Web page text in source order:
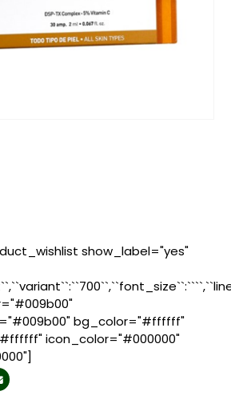
show_label="yes"
bg_color="#ffffff"
icon_color="#000000"